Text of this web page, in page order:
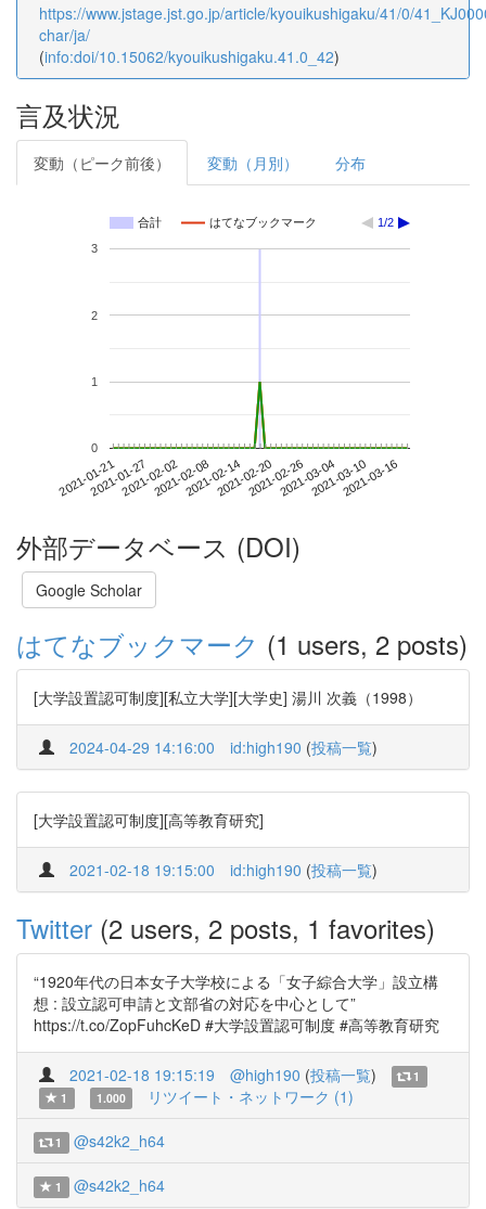
https://www.jstage.jst.go.jp/article/kyouikushigaku/41/0/
char/ja/
(info:doi/10.15062/kyouikushigaku.41.0_42)
言及状況
変動（ピーク前後） 変動（月別） 分布
合計 はてなブックマーク 1/2
2021-01-212021-01-272021-02-022021-02-082021-02-142021-02-202021-02-262021-03-042021-03-102021-03-16
0
1
2
3
外部データベース (DOI)
Google Scholar
はてなブックマーク (1 users, 2 posts)
[大学設置認可制度][私立大学][大学史] 湯川 次義（1998）
2024-04-29 14:16:00 id:high190 (投稿一覧)
[大学設置認可制度][高等教育研究]
2021-02-18 19:15:00 id:high190 (投稿一覧)
Twitter (2 users, 2 posts, 1 favorites)
“1920年代の日本女子大学校による「女子綜合大学」設立構
想 : 設立認可申請と文部省の対応を中心として”
https://t.co/ZopFuhcKeD #大学設置認可制度 #高等教育研究
2021-02-18 19:15:19 @high190 (投稿一覧)
1
1
1.000 リツイート・ネットワーク (1)
1 @s42k2_h64
1 @s42k2_h64